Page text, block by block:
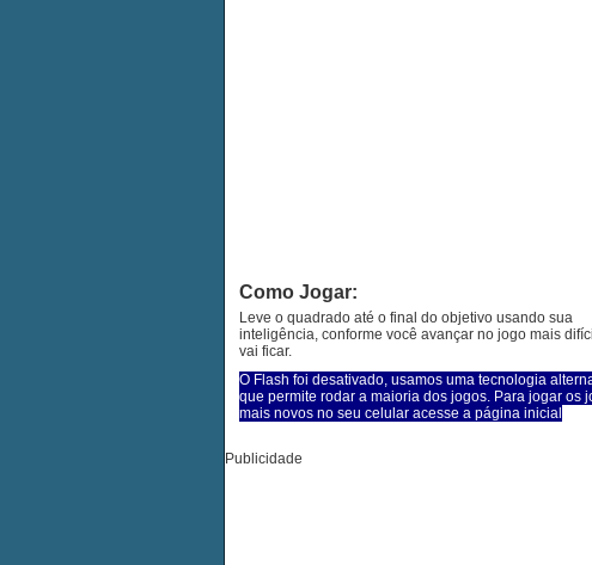
Como Jogar:
Leve o quadrado até o final do objetivo usando sua
inteligência, conforme você avançar no jogo mais
vai ficar.
O Flash foi desativado, usamos uma tecnologia
que permite rodar a maioria dos jogos. Para jogar os
mais novos no seu celular acesse a página inicial
Publicidade